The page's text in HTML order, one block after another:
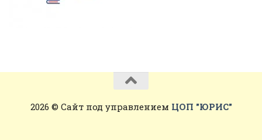
2026 © Сайт под управлением ЦОП "ЮРИС"